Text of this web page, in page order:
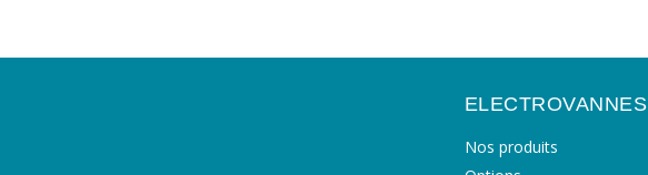
ELECTROVANNES
Nos produits